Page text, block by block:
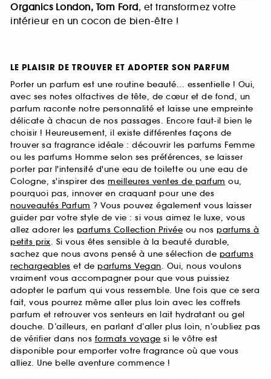
Organics London, Tom Ford, et transformez votre
intérieur en un cocon de bien-être !
LE PLAISIR DE TROUVER ET ADOPTER SON PARFUM
Porter un parfum est une routine beauté... essentielle ! Oui,
avec ses notes olfactives de tête, de cœur et de fond, un
parfum raconte notre personnalité et laisse une empreinte
délicate à chacun de nos passages. Encore faut-il bien le
choisir ! Heureusement, il existe différentes façons de
trouver sa fragrance idéale : découvrir les parfums Femme
ou les parfums Homme selon ses préférences, se laisser
porter par l'intensité d'une eau de toilette ou une eau de
Cologne, s'inspirer des meilleures ventes de parfum ou,
pourquoi pas, innover en craquant pour une des
nouveautés Parfum ? Vous pouvez également vous laisser
guider par votre style de vie : si vous aimez le luxe, vous
allez adorer les parfums Collection Privée ou nos parfums à
petits prix. Si vous êtes sensible à la beauté durable,
sachez que nous avons pensé à une sélection de parfums
rechargeables et de parfums Vegan. Oui, nous voulons
vraiment vous accompagner pour que vous puissiez
adopter le parfum qui vous ressemble. Une fois que ce sera
fait, vous pourrez même aller plus loin avec les coffrets
parfum et retrouver vos senteurs en lait hydratant ou gel
douche. D’ailleurs, en parlant d’aller plus loin, n’oubliez pas
de vérifier dans nos formats voyage si le vôtre est
disponible pour emporter votre fragrance où que vous
alliez. Une belle aventure commence !